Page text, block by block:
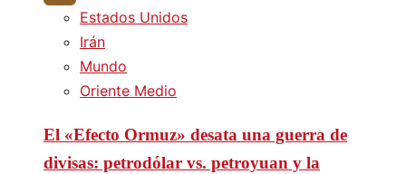
Estados Unidos
Irán
Mundo
Oriente Medio
El «Efecto Ormuz» desata una guerra de
divisas: petrodólar vs. petroyuan y la